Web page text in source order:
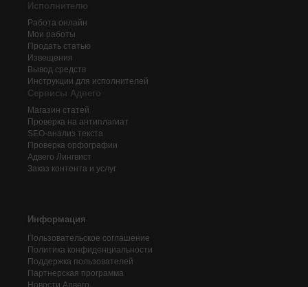
Исполнителю
Работа онлайн
Мои работы
Продать статью
Извещения
Вывод средств
Инструкции для исполнителей
Сервисы Адвего
Магазин статей
Проверка на антиплагиат
SEO-анализ текста
Проверка орфографии
Адвего Лингвист
Заказ контента и услуг
Информация
Пользовательское соглашение
Политика конфиденциальности
Поддержка пользователей
Партнерская программа
Новости Адвего